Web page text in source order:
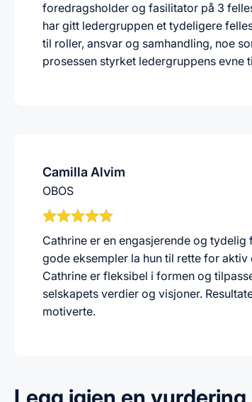
foredragsholder og fasilitator på 3
har gitt ledergruppen et tydeligere
til roller, ansvar og samhandling, noe
prosessen styrket ledergruppens evne
Camilla Alvim
OBOS
Cathrine er en engasjerende og
gode eksempler la hun til rette for
Cathrine er fleksibel i formen og
selskapets verdier og visjoner.
motiverte.